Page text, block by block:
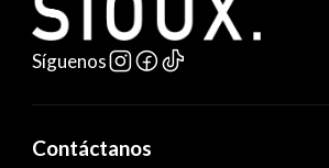
Síguenos
Contáctanos